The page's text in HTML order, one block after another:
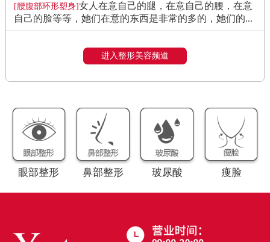
[腰腹部环形塑身]女人在意自己的腿，在意自己的腰，在意
自己的脸等等，她们在意的东西是非常的多的，她们的...
进入整形美容频道
眼部整形 鼻部整形 玻尿酸 瘦脸